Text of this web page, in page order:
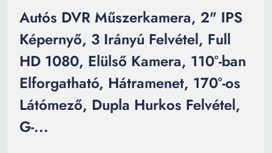
Autós DVR Műszerkamera, 2" IPS
Képernyő, 3 Irányú Felvétel, Full
HD 1080, Elülső Kamera, 110°-ban
Elforgatható, Hátramenet, 170°-os
Látómező, Dupla Hurkos Felvétel,
G-...